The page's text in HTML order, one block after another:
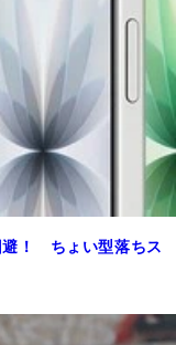
避！ ちょい型落ちス